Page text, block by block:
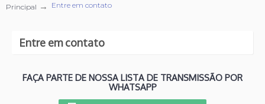
Principal Entre em contato
Entre em contato
FAÇA PARTE DE NOSSA LISTA DE TRANSMISSÃO POR
WHATSAPP